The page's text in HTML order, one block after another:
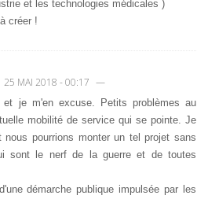
et les technologies médicales )
créer !
25 MAI 2018 - 00:17 —
et je m'en excuse. Petits problèmes au
mobilité de service qui se pointe. Je
nous pourrions monter un tel projet sans
sont le nerf de la guerre et de toutes
démarche publique impulsée par les